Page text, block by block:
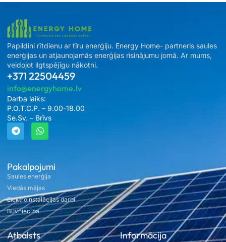
Pakalpojumi
Saules enerģija
Viedās mājas
Elektroinstalācijas darbi
Būvniecība
Atbalsts Informācija
Papildini rītdienu ar tīru enerģiju. Energy Home- partneris saules
enerģijas un atjaunojamās enerģijas risinājumu jomā. Ar mums,
veidojot ilgtspējīgu nākotni.
+371 22504459
info@energyhome.lv
Darba laiks:
P.O.T.C.P. – 9.00-18.00
Se.Sv. – Brīvs